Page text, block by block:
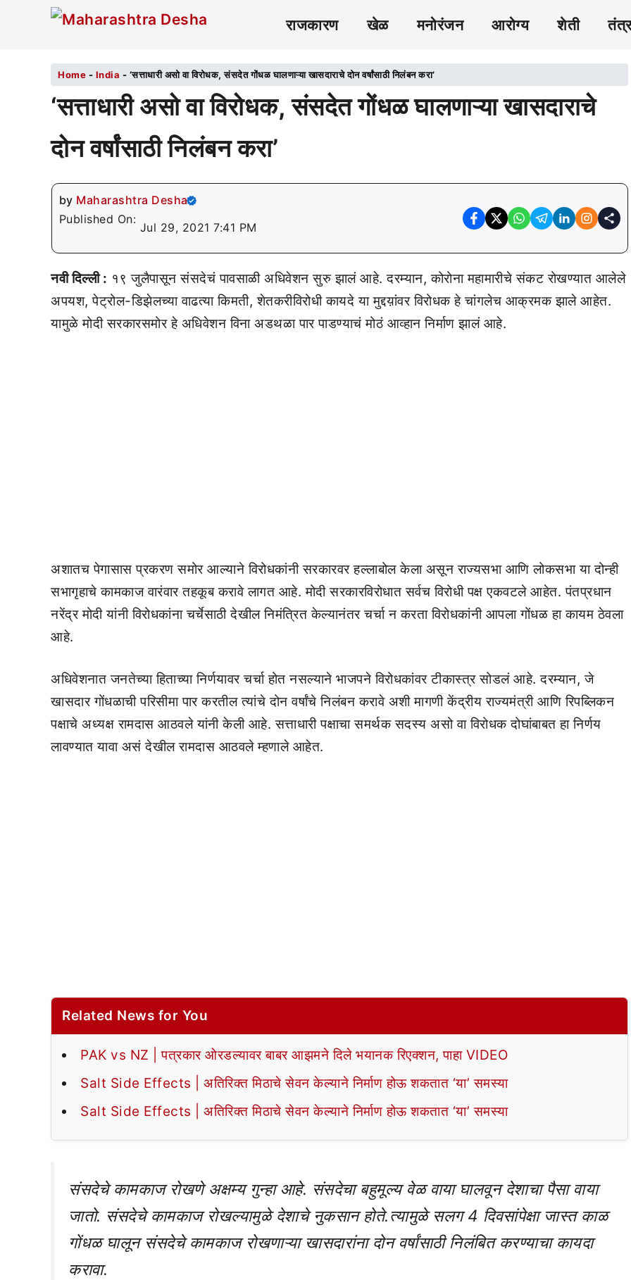
राजकारण खेळ मनोरंजन आरोग्य शेती
Home - India - ‘सत्ताधारी असो वा विरोधक, संसदेत गोंधळ घालणाऱ्या खासदाराचे दोन वर्षांसाठी निलंबन करा’
‘सत्ताधारी असो वा विरोधक, संसदेत गोंधळ घालणाऱ्या खासदाराचे
दोन वर्षांसाठी निलंबन करा’
by Maharashtra Desha
Published On:
Jul 29, 2021 7:41 PM
नवी दिल्ली : १९ जुलैपासून संसदेचं पावसाळी अधिवेशन सुरु झालं आहे. दरम्यान, कोरोना महामारीचे संकट रोखण्यात आलेले
अपयश, पेट्रोल-डिझेलच्या वाढत्या किमती, शेतकरीविरोधी कायदे या मुद्दय़ांवर विरोधक हे चांगलेच आक्रमक झाले आहेत.
यामुळे मोदी सरकारसमोर हे अधिवेशन विना अडथळा पार पाडण्याचं मोठं आव्हान निर्माण झालं आहे.
अशातच पेगासास प्रकरण समोर आल्याने विरोधकांनी सरकारवर हल्लाबोल केला असून राज्यसभा आणि लोकसभा या दोन्ही
सभागृहाचे कामकाज वारंवार तहकूब करावे लागत आहे. मोदी सरकारविरोधात सर्वच विरोधी पक्ष एकवटले आहेत. पंतप्रधान
नरेंद्र मोदी यांनी विरोधकांना चर्चेसाठी देखील निमंत्रित केल्यानंतर चर्चा न करता विरोधकांनी आपला गोंधळ हा कायम ठेवला
आहे.
अधिवेशनात जनतेच्या हिताच्या निर्णयावर चर्चा होत नसल्याने भाजपने विरोधकांवर टीकास्त्र सोडलं आहे. दरम्यान, जे
खासदार गोंधळाची परिसीमा पार करतील त्यांचे दोन वर्षांचे निलंबन करावे अशी मागणी केंद्रीय राज्यमंत्री आणि रिपब्लिकन
पक्षाचे अध्यक्ष रामदास आठवले यांनी केली आहे. सत्ताधारी पक्षाचा समर्थक सदस्य असो वा विरोधक दोघांबाबत हा निर्णय
लावण्यात यावा असं देखील रामदास आठवले म्हणाले आहेत.
Related News for You
PAK vs NZ | पत्रकार ओरडल्यावर बाबर आझमने दिले भयानक रिएक्शन, पाहा VIDEO
Salt Side Effects | अतिरिक्त मिठाचे सेवन केल्याने निर्माण होऊ शकतात ‘या’ समस्या
Salt Side Effects | अतिरिक्त मिठाचे सेवन केल्याने निर्माण होऊ शकतात ‘या’ समस्या
संसदेचे कामकाज रोखणे अक्षम्य गुन्हा आहे. संसदेचा बहुमूल्य वेळ वाया घालवून देशाचा पैसा वाया
जातो. संसदेचे कामकाज रोखल्यामुळे देशाचे नुकसान होते.त्यामुळे सलग 4 दिवसांपेक्षा जास्त काळ
गोंधळ घालून संसदेचे कामकाज रोखणाऱ्या खासदारांना दोन वर्षांसाठी निलंबित करण्याचा कायदा
करावा.